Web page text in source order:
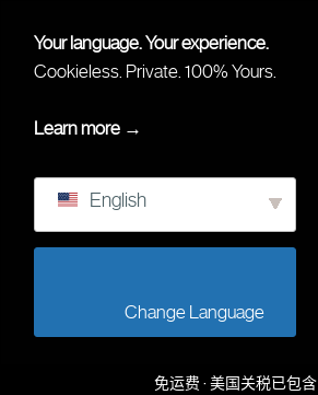
Your language. Your experience.
Cookieless. Private. 100% Yours.
Learn more →
English
免运费 · 美国关税已包含